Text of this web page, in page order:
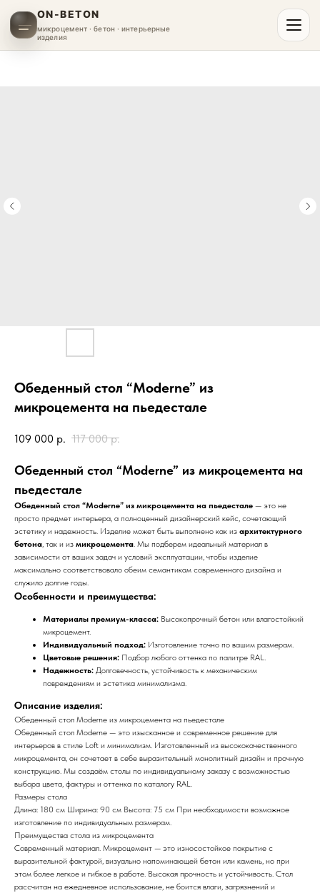
ON-BETON
микроцемент · бетон · интерьерные
изделия
Обеденный стол “Moderne” из
микроцемента на пьедестале
109 000 р. 117 000 р.
Обеденный стол “Moderne” из микроцемента на
пьедестале
Обеденный стол “Moderne” из микроцемента на пьедестале — это не
просто предмет интерьера, а полноценный дизайнерский кейс, сочетающий
эстетику и надежность. Изделие может быть выполнено как из архитектурного
бетона, так и из микроцемента. Мы подберем идеальный материал в
зависимости от ваших задач и условий эксплуатации, чтобы изделие
максимально соответствовало обеим семантикам современного дизайна и
служило долгие годы.
Особенности и преимущества:
Материалы премиум-класса: Высокопрочный бетон или влагостойкий
микроцемент.
Индивидуальный подход: Изготовление точно по вашим размерам.
Цветовые решения: Подбор любого оттенка по палитре RAL.
Надежность: Долговечность, устойчивость к механическим
повреждениям и эстетика минимализма.
Описание изделия:
Обеденный стол Moderne из микроцемента на пьедестале
Обеденный стол Moderne — это изысканное и современное решение для
интерьеров в стиле Loft и минимализм. Изготовленный из высококачественного
микроцемента, он сочетает в себе выразительный монолитный дизайн и прочную
конструкцию. Мы создаём столы по индивидуальному заказу с возможностью
выбора цвета, фактуры и оттенка по каталогу RAL.
Размеры стола
Длина: 180 см Ширина: 90 см Высота: 75 см При необходимости возможное
изготовление по индивидуальным размерам.
Преимущества стола из микроцемента
Современный материал. Микроцемент — это износостойкое покрытие с
выразительной фактурой, визуально напоминающей бетон или камень, но при
этом более легкое и гибкое в работе. Высокая прочность и устойчивость. Стол
рассчитан на ежедневное использование, не боится влаги, загрязнений и